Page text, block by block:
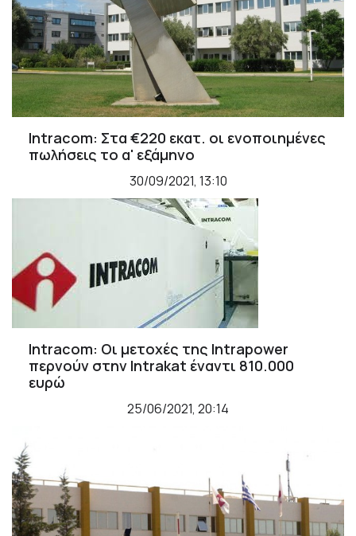
Intracom: Στα €220 εκατ. οι ενοποιημένες
πωλήσεις το α' εξάμηνο
30/09/2021, 13:10
Intracom: Οι μετοχές της Intrapower
περνούν στην Intrakat έναντι 810.000
ευρώ
25/06/2021, 20:14